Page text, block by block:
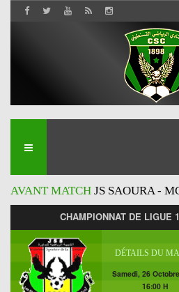
AVANT MATCH JS SAOURA -
CHAMPIONNAT DE LIGUE
DÉTAILS DU
Samedi, 26
16:00 H